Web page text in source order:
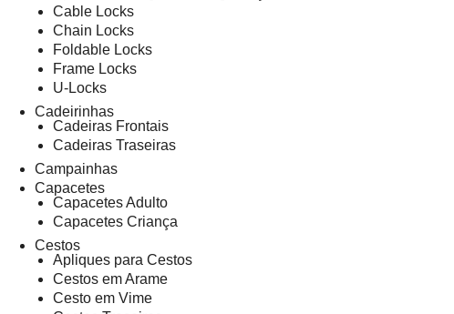
Cable Locks
Chain Locks
Foldable Locks
Frame Locks
U-Locks
Cadeirinhas
Cadeiras Frontais
Cadeiras Traseiras
Campainhas
Capacetes
Capacetes Adulto
Capacetes Criança
Cestos
Apliques para Cestos
Cestos em Arame
Cesto em Vime